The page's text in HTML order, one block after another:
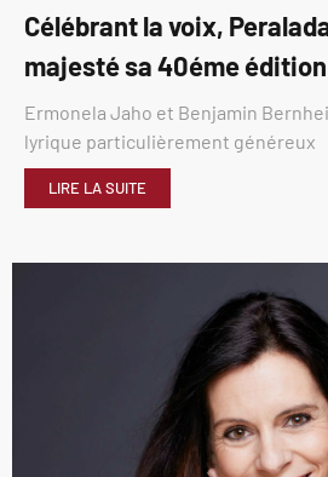
Célébrant la voix,
majesté sa 40éme édition
Ermonela Jaho et Benjamin
lyrique particulièrement généreux
LIRE LA SUITE